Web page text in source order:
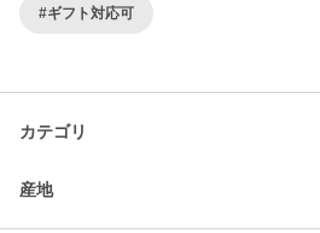
#ギフト対応可
カテゴリ
産地